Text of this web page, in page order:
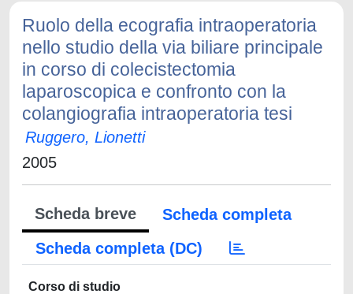
Ruolo della ecografia intraoperatoria
nello studio della via biliare principale
in corso di colecistectomia
laparoscopica e confronto con la
colangiografia intraoperatoria tesi
Ruggero, Lionetti
2005
Scheda breve
Scheda completa
Scheda completa (DC)
Corso di studio